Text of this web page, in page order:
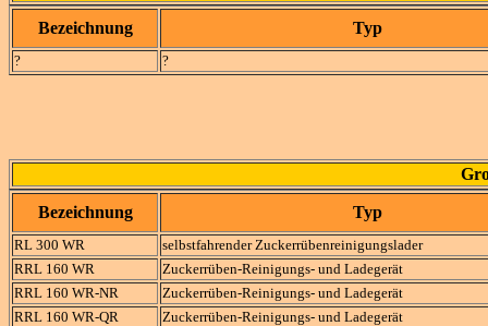
Bezeichnung Typ
? ?
Bezeichnung Typ
RL 300 WR
selbstfahrender Zuckerrübenreinigungslader
RRL 160 WR
Zuckerrüben-Reinigungs- und Ladegerät
RRL 160 WR-NR
Zuckerrüben-Reinigungs- und Ladegerät
RRL 160 WR-QR
Zuckerrüben-Reinigungs- und Ladegerät